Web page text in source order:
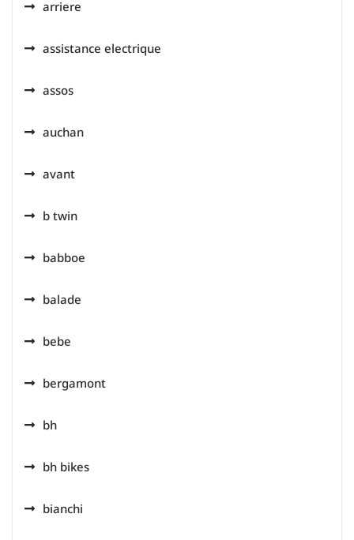
arriere
assistance electrique
assos
auchan
avant
b twin
babboe
balade
bebe
bergamont
bh
bh bikes
bianchi